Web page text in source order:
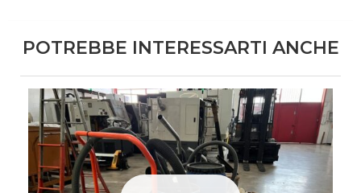
POTREBBE INTERESSARTI ANCHE